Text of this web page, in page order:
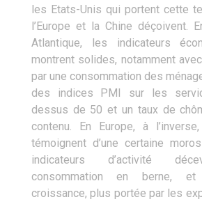
les Etats-Unis qui portent cette
l’Europe et la Chine déçoivent.
Atlantique, les indicateurs
montrent solides, notamment
par une consommation des
des indices PMI sur les
dessus de 50 et un taux de
contenu. En Europe, à
témoignent d’une certaine
indicateurs d’activité
consommation en berne,
croissance, plus portée par les